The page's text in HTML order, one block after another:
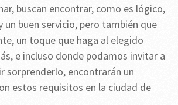
buscan encontrar, como es lógico,
un buen servicio, pero también que
un toque que haga al elegido
e incluso donde podamos invitar a
sorprenderlo, encontrarán un
estos requisitos en la ciudad de